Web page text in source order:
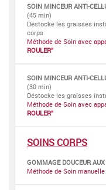
SOIN MINCEUR ANTI-
(45 min)
Déstocke les graisses
corps
Méthode de Soin avec
ROULER”
SOIN MINCEUR ANTI-
(30 min)
Déstocke les graisses
Méthode de Soin avec
ROULER”
SOINS CORPS
GOMMAGE DOUCEUR
Méthode de Soin manuelle